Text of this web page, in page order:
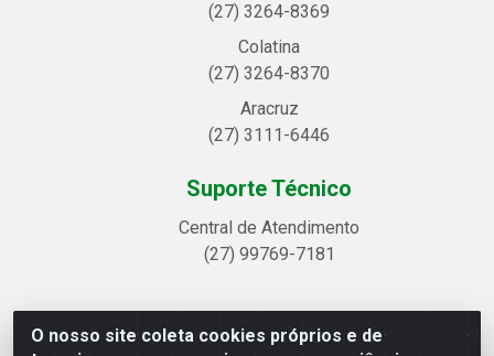
O nosso site coleta cookies próprios e de
(27) 3264-8369
Colatina
(27) 3264-8370
Aracruz
(27) 3111-6446
Suporte Técnico
Central de Atendimento
(27) 99769-7181
Linhavix Distribuidora LTDA - Avenida Alegre, 2521 -